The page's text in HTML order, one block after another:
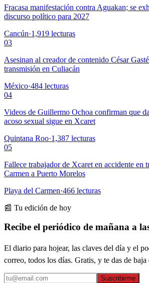
Fracasa manifestación contra Aguakan; se
discurso político para 2027
Cancún·1,919 lecturas
03
Asesinan al creador de contenido César
transmisión en Culiacán
México·484 lecturas
04
Videos de Guillermo Ochoa confirman que
acoso sexual sigue en Xcaret
Quintana Roo·1,387 lecturas
05
Fallece trabajador de Xcaret en accidente en
Carmen a Puerto Morelos
Playa del Carmen·466 lecturas
📰 Tu edición de hoy
Recibe el periódico de mañana a
El diario para hojear, las claves del día y el
correo, todos los días. Gratis, y te das de
Suscribirme